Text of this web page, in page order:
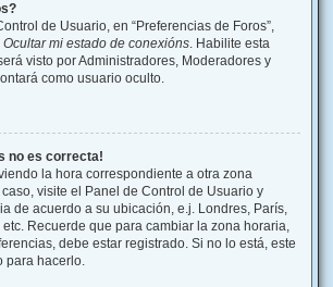
de Usuario, en “Preferencias de Foros”,
Ocultar mi estado de conexións. Habilite esta
visto por Administradores, Moderadores y
como usuario oculto.
no es correcta!
la hora correspondiente a otra zona
visite el Panel de Control de Usuario y
de acuerdo a su ubicación, e.j. Londres, París,
etc. Recuerde que para cambiar la zona horaria,
debe estar registrado. Si no lo está, este
para hacerlo.